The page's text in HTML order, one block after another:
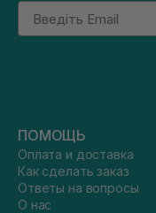
Email
ПОМОЩЬ
Оплата и доставка
Как сделать заказ
Ответы на вопросы
О нас